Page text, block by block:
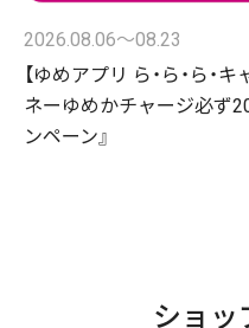
2026.08.06〜08.23
【ゆめアプリ ら・ら・ら・
ネーゆめかチャージ必ず
ンペーン』
ショッ